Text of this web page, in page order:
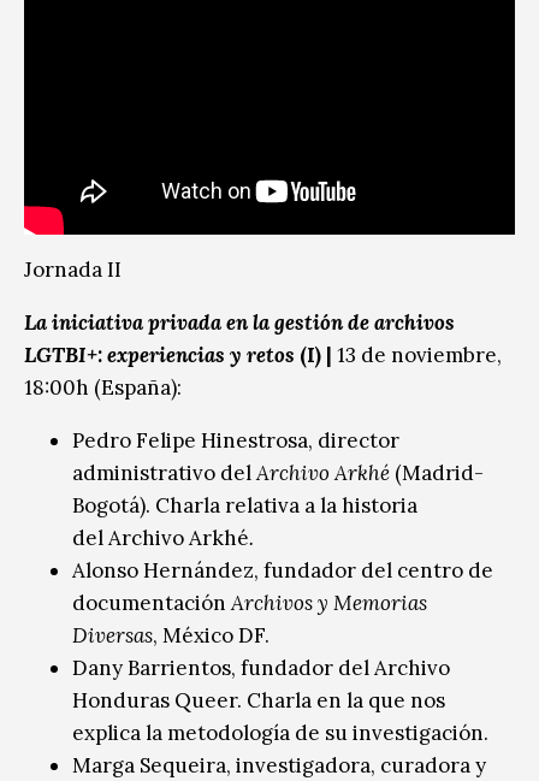
Jornada II
La iniciativa privada en la gestión de archivos
LGTBI+: experiencias y retos (I) | 13 de noviembre,
18:00h (España):
Pedro Felipe Hinestrosa, director
administrativo delArchivo Arkhé (Madrid-
Bogotá). Charla relativa a la historia
del Archivo Arkhé.
Alonso Hernández, fundador del centro de
documentaciónArchivos y Memorias
Diversas, México DF.
Dany Barrientos, fundador del Archivo
Honduras Queer. Charla en la que nos
explica la metodología de su investigación.
Marga Sequeira, investigadora, curadora y